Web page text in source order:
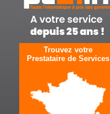
Trouvez votre
Prestataire de Services